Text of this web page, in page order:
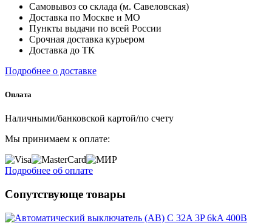
Самовывоз со склада (м. Савеловская)
Доставка по Москве и МО
Пункты выдачи по всей России
Срочная доставка курьером
Доставка до ТК
Подробнее о доставке
Оплата
Наличными/банковской картой/по счету
Мы принимаем к оплате:
Подробнее об оплате
Сопутствующе товары